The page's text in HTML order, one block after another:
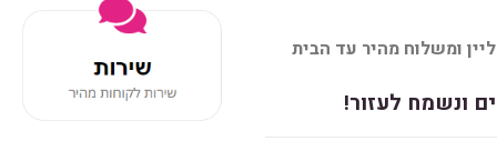
ונשמח לעזור!